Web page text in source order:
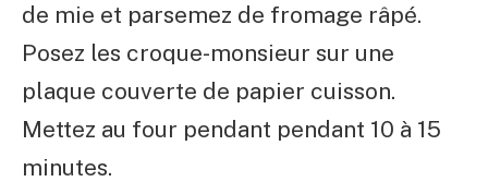
de mie et parsemez de fromage râpé.
Posez les croque-monsieur sur une
plaque couverte de papier cuisson.
Mettez au four pendant pendant 10 à 15
minutes.